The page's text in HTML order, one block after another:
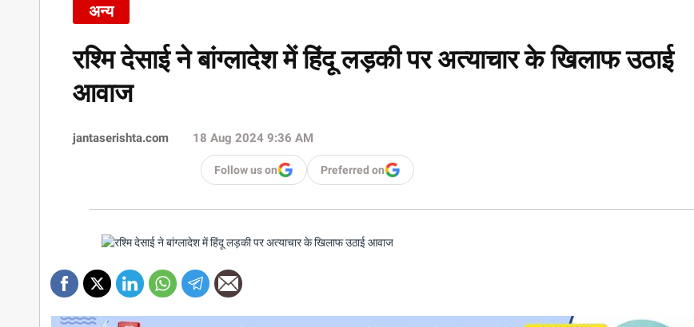
अन्य
रश्मि देसाई ने बांग्लादेश में हिंदू लड़की पर अत्याचार के खिलाफ उठाई
आवाज
jantaserishta.com 18 Aug 2024 9:36 AM
Follow us on Preferred on